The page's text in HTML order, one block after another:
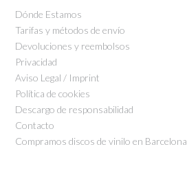
Dónde Estamos
Tarifas y métodos de envío
Devoluciones y reembolsos
Privacidad
Aviso Legal / Imprint
Política de cookies
Descargo de responsabilidad
Contacto
Compramos discos de vinilo en Barcelona